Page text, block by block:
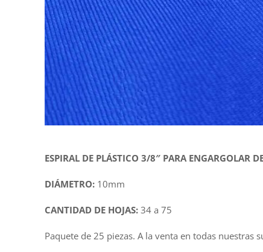
ESPIRAL DE PLÁSTICO 3/8″ PARA ENGARGOLAR
DIÁMETRO: 10mm
CANTIDAD DE HOJAS:34 a 75
Paquete de 25 piezas. A la venta en todas nuestras